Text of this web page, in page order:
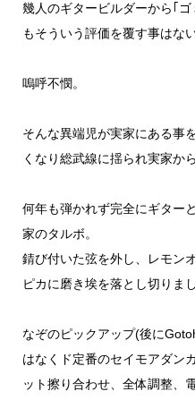
幾人のギタービルダーから｢
もそういう評価を覆す事はな
嗚呼不憫。
そんな異端児が実家にある事
くなり総武線に揺られ実家か
何年も弾かれず完全にギター
家のタルボ。
錆び付いた弦を外し、レモン
ピカに磨き埃を落とし切りまし
なぞのピックアップ(後に
はなくド定番のセイモアダン
ット擦り合わせ、全体調整、